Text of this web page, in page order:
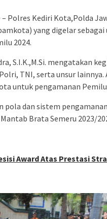
– Polres Kediri Kota,Polda
yang digelar
2024.
S.I.K.,M.Si. mengatakan
TNI, serta unsur lainnya.
untuk pengamanan Pemilu
dan sistem
Brata Semeru 2023/
Award Atas Prestasi